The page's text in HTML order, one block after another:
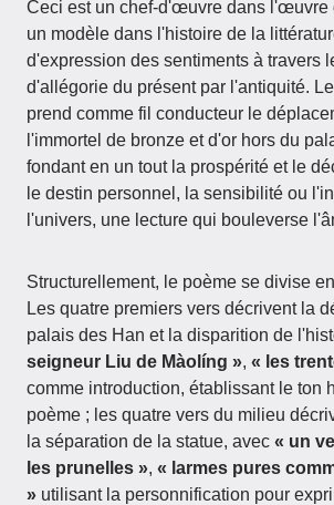
Ceci est un chef-d'œuvre dans l'œuvre
un modèle dans l'histoire de la
d'expression des sentiments à travers
d'allégorie du présent par l'antiquité.
prend comme fil conducteur le
l'immortel de bronze et d'or hors du
fondant en un tout la prospérité et le
le destin personnel, la sensibilité ou
l'univers, une lecture qui bouleverse
Structurellement, le poème se divise
Les quatre premiers vers décrivent la
palais des Han et la disparition de
seigneur Liu de Màolíng », « les
comme introduction, établissant le ton
poème ; les quatre vers du milieu
la séparation de la statue, avec « un
les prunelles », « larmes pures
» utilisant la personnification pour